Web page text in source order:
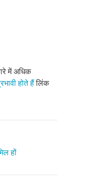
में अधिक
होते हैंलिंक
हों